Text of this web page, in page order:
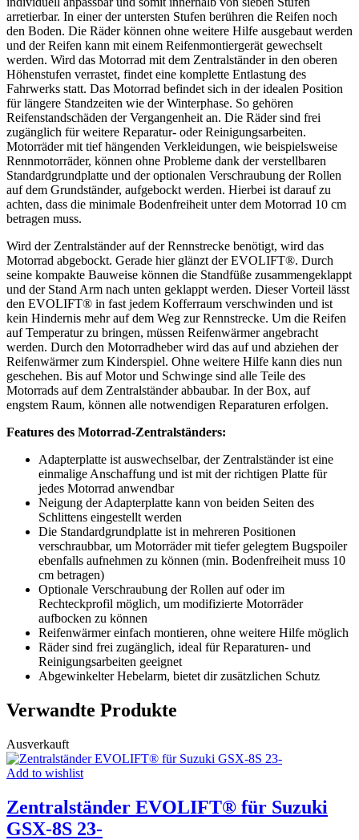
arretierbar. In einer der untersten Stufen berühren die Reifen noch
den Boden. Die Räder können ohne weitere Hilfe ausgebaut werden
und der Reifen kann mit einem Reifenmontiergerät gewechselt
werden. Wird das Motorrad mit dem Zentralständer in den oberen
Höhenstufen verrastet, findet eine komplette Entlastung des
Fahrwerks statt. Das Motorrad befindet sich in der idealen Position
für längere Standzeiten wie der Winterphase. So gehören
Reifenstandschäden der Vergangenheit an. Die Räder sind frei
zugänglich für weitere Reparatur- oder Reinigungsarbeiten.
Motorräder mit tief hängenden Verkleidungen, wie beispielsweise
Rennmotorräder, können ohne Probleme dank der verstellbaren
Standardgrundplatte und der optionalen Verschraubung der Rollen
auf dem Grundständer, aufgebockt werden. Hierbei ist darauf zu
achten, dass die minimale Bodenfreiheit unter dem Motorrad 10 cm
betragen muss.
Wird der Zentralständer auf der Rennstrecke benötigt, wird das
Motorrad abgebockt. Gerade hier glänzt der EVOLIFT®. Durch
seine kompakte Bauweise können die Standfüße zusammengeklappt
und der Stand Arm nach unten geklappt werden. Dieser Vorteil lässt
den EVOLIFT® in fast jedem Kofferraum verschwinden und ist
kein Hindernis mehr auf dem Weg zur Rennstrecke. Um die Reifen
auf Temperatur zu bringen, müssen Reifenwärmer angebracht
werden. Durch den Motorradheber wird das auf und abziehen der
Reifenwärmer zum Kinderspiel. Ohne weitere Hilfe kann dies nun
geschehen. Bis auf Motor und Schwinge sind alle Teile des
Motorrads auf dem Zentralständer abbaubar. In der Box, auf
engstem Raum, können alle notwendigen Reparaturen erfolgen.
Features des Motorrad-Zentralständers:
Adapterplatte ist auswechselbar, der Zentralständer ist eine
einmalige Anschaffung und ist mit der richtigen Platte für
jedes Motorrad anwendbar
Neigung der Adapterplatte kann von beiden Seiten des
Schlittens eingestellt werden
Die Standardgrundplatte ist in mehreren Positionen
verschraubbar, um Motorräder mit tiefer gelegtem Bugspoiler
ebenfalls aufnehmen zu können (min. Bodenfreiheit muss 10
cm betragen)
Optionale Verschraubung der Rollen auf oder im
Rechteckprofil möglich, um modifizierte Motorräder
aufbocken zu können
Reifenwärmer einfach montieren, ohne weitere Hilfe möglich
Räder sind frei zugänglich, ideal für Reparaturen- und
Reinigungsarbeiten geeignet
Abgewinkelter Hebelarm, bietet dir zusätzlichen Schutz
Verwandte Produkte
Ausverkauft
Add to wishlist
Zentralständer EVOLIFT® für Suzuki
GSX-8S 23-